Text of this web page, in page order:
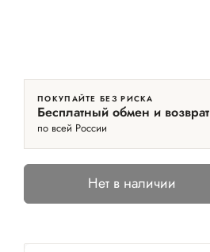
ПОКУПАЙТЕ БЕЗ РИСКА
Бесплатный обмен и возврат
по всей России
Нет в наличии